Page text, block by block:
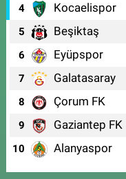
4 Kocaelispor
5 Beşiktaş
6 Eyüpspor
7 Galatasaray
8 Çorum FK
9 Gaziantep FK
10 Alanyaspor